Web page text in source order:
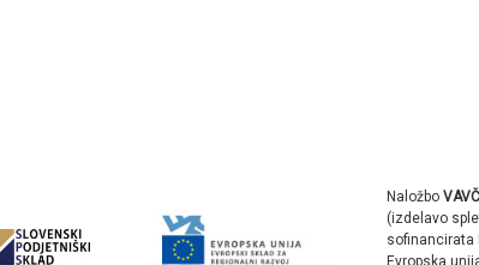
Naložbo
(izdelavo
sofinancirata
Evropska